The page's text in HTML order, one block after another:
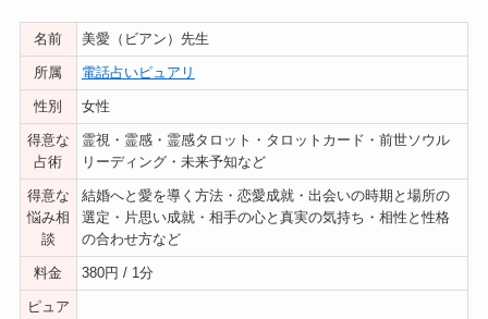
名前 美愛（ビアン）先生
所属 電話占いピュアリ
性別 女性
得意な
占術
霊視・霊感・霊感タロット・タロットカード・前世ソウル
リーディング・未来予知など
得意な
悩み相
談
結婚へと愛を導く方法・恋愛成就・出会いの時期と場所の
選定・片思い成就・相手の心と真実の気持ち・相性と性格
の合わせ方など
料金 380円 / 1分
ピュア